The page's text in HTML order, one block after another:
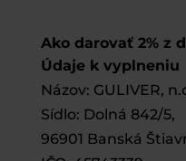
Ako darovať 2% z
Údaje k vyplneniu
Názov: GULIVER,
Sídlo: Dolná 842/5,
96901 Banská